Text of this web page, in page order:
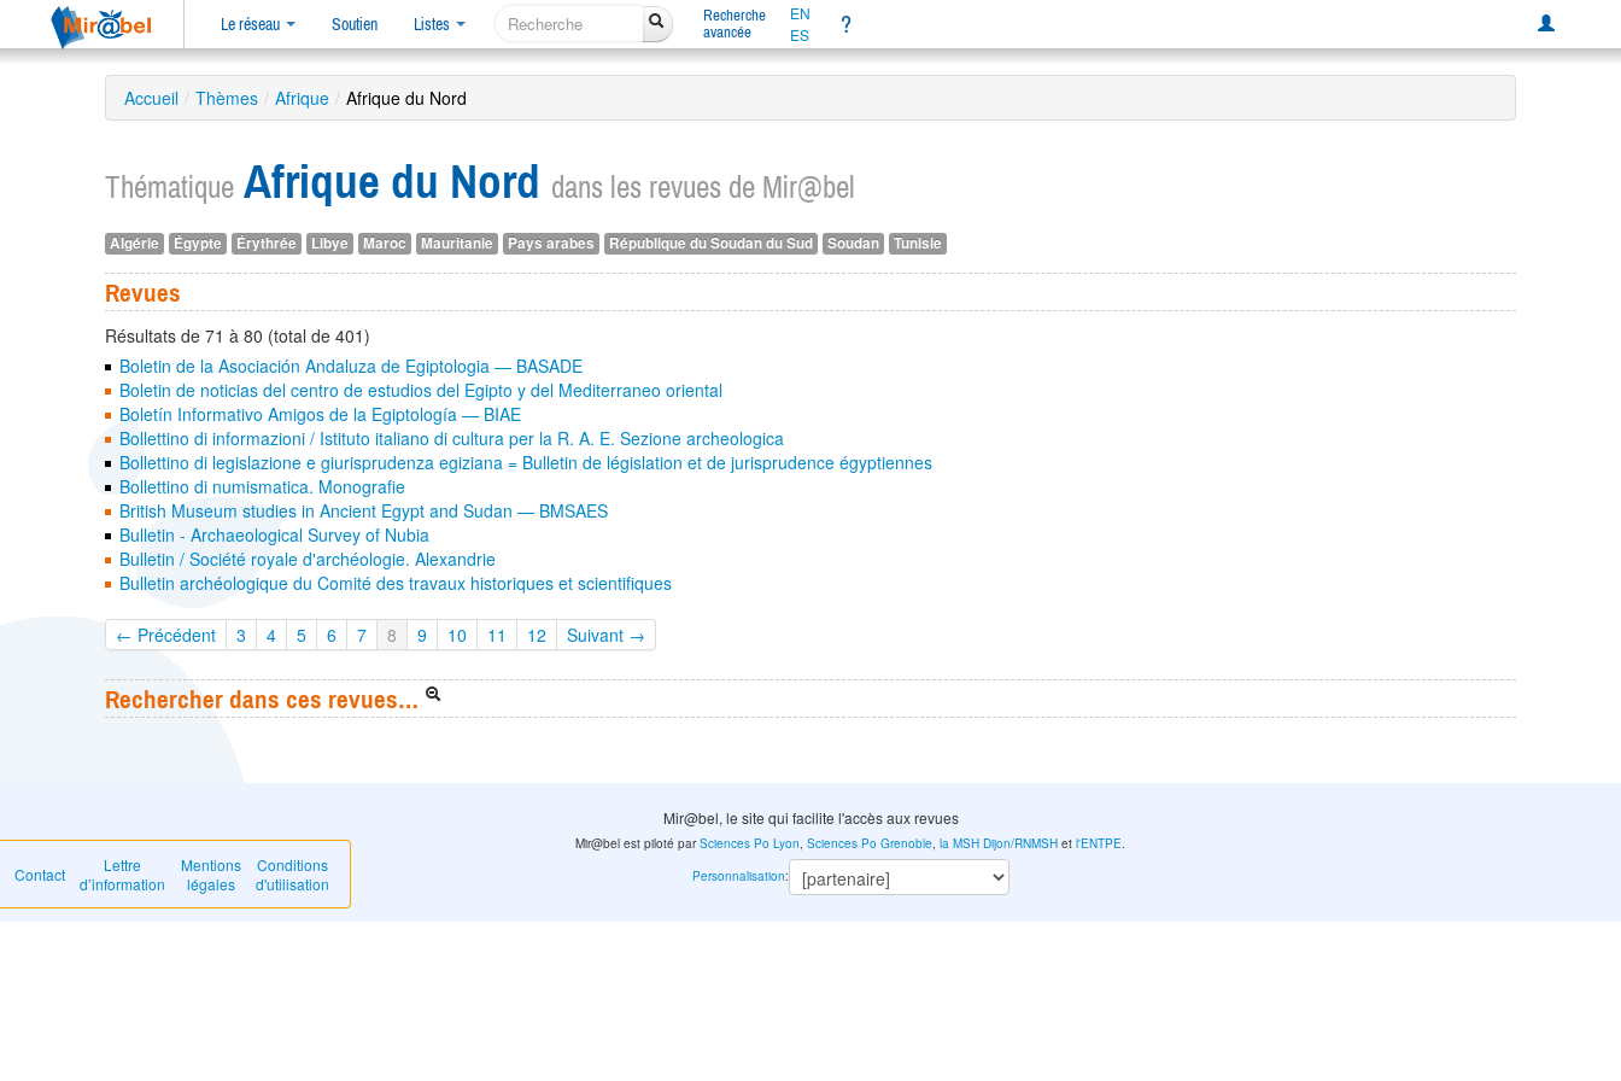
Le réseau Soutien Listes
Recherche
avancée
EN
ES
?
Accueil / Thèmes / Afrique / Afrique du Nord
Thématique Afrique du Nord dans les revues de Mir@bel
Algérie Égypte Érythrée Libye Maroc Mauritanie Pays arabes République du Soudan du Sud Soudan Tunisie
Revues
Résultats de 71 à 80 (total de 401)
Boletin de la Asociación Andaluza de Egiptologia — BASADE
Boletin de noticias del centro de estudios del Egipto y del Mediterraneo oriental
Boletín Informativo Amigos de la Egiptología — BIAE
Bollettino di informazioni / Istituto italiano di cultura per la R. A. E. Sezione archeologica
Bollettino di legislazione e giurisprudenza egiziana = Bulletin de législation et de jurisprudence égyptiennes
Bollettino di numismatica. Monografie
British Museum studies in Ancient Egypt and Sudan — BMSAES
Bulletin - Archaeological Survey of Nubia
Bulletin / Société royale d'archéologie. Alexandrie
Bulletin archéologique du Comité des travaux historiques et scientifiques
← Précédent 3 4 5 6 7 8 9 10 11 12 Suivant →
Rechercher dans ces revues…
Mir@bel, le site qui facilite l'accès aux revues
Contact
Lettre
d’information
Mentions
légales
Conditions
d'utilisation
Mir@bel est piloté parSciences Po Lyon,Sciences Po Grenoble,la MSH Dijon/RNMSH etl'ENTPE.
Personnalisation: